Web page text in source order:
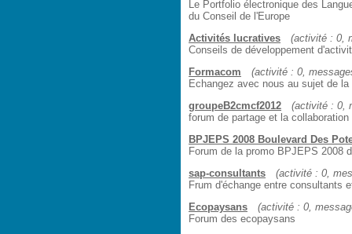
Le Portfolio électronique des
du Conseil de l'Europe
Activités lucratives
(activité : 0,
Conseils de développement
Formacom
(activité : 0,
Echangez avec nous au sujet de la
groupeB2cmcf2012
(activité : 0,
forum de partage et la collaboration
BPJEPS 2008 Boulevard Des
Forum de la promo BPJEPS 2008
sap-consultants
(activité : 0,
Frum d'échange entre consultants
Ecopaysans
(activité : 0,
Forum des ecopaysans